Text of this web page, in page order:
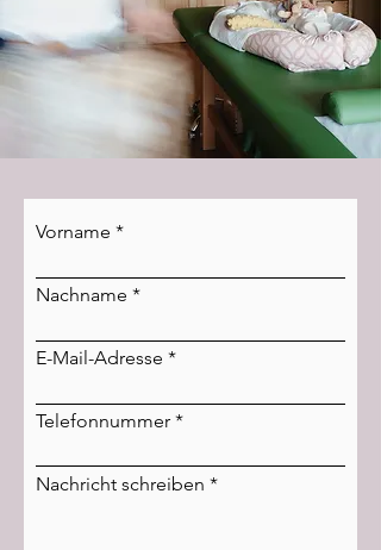
Vorname
Nachname
E-Mail-Adresse
Telefonnummer
Nachricht schreiben